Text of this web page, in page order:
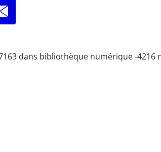
dans bibliothèque numérique -4216